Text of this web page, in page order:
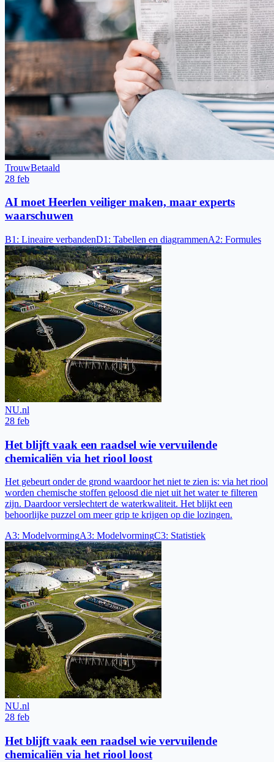
TrouwBetaald
28 feb
AI moet Heerlen veiliger maken, maar experts
waarschuwen
B1 : Lineaire verbandenD1 : Tabellen en diagrammenA2: Formules
NU.nl
28 feb
Het blijft vaak een raadsel wie vervuilende
chemicaliën via het riool loost
Het gebeurt onder de grond waardoor het niet te zien is: via het riool
worden chemische stoffen geloosd die niet uit het water te filteren
zijn. Daardoor verslechtert de waterkwaliteit. Het blijkt een
behoorlijke puzzel om meer grip te krijgen op die lozingen.
A3: ModelvormingA3: ModelvormingC3: Statistiek
NU.nl
28 feb
Het blijft vaak een raadsel wie vervuilende
chemicaliën via het riool loost